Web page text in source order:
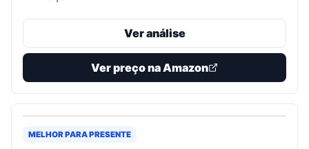
Ver análise
Ver preço na Amazon
MELHOR PARA PRESENTE